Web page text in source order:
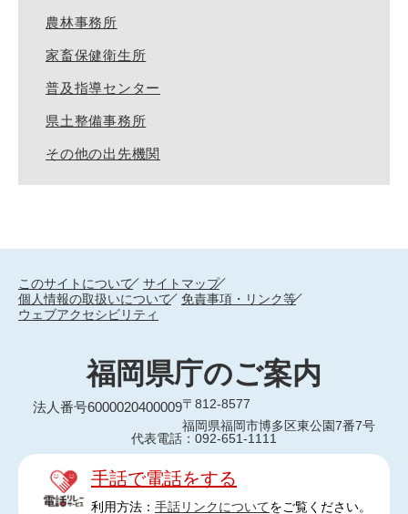
農林事務所
家畜保健衛生所
普及指導センター
県土整備事務所
その他の出先機関
このサイトについて
サイトマップ
個人情報の取扱いについて
免責事項・リンク等
ウェブアクセシビリティ
福岡県庁のご案内
法人番号6000020400009〒812-8577
福岡県福岡市博多区東公園7番7号
代表電話：092-651-1111
手話で電話をする
利用方法： 手話リンクについてをご覧ください。